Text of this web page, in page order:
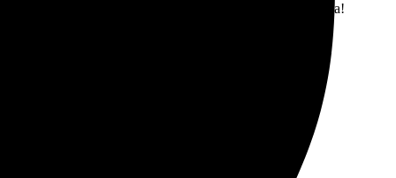
и прекрасно оформлено. Обязательно обращусь снова!